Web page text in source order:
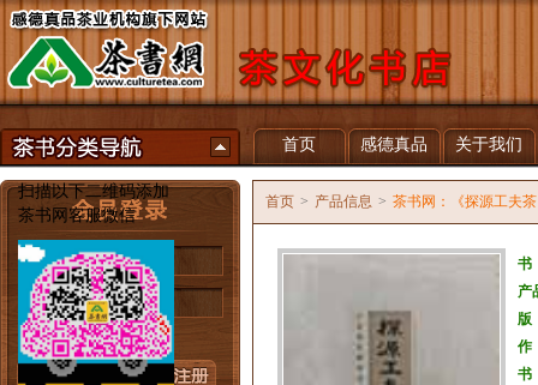
首页 感德真品 关于我们
用户名
密 码
忘记密码？
首页 > 产品信息 > 茶书网：《探源工夫
产
扫描以下二维码添加
茶书网客服微信